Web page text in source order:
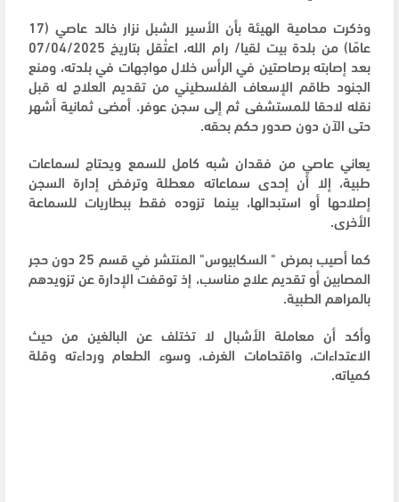
وذكرت محامية الهيئة بأن الأسير الشبل نزار خالد عاصي (17
عامًا) من بلدة بيت لقيا/ رام الله، اعتُقل بتاريخ 07/04/2025
بعد إصابته برصاصتين في الرأس خلال مواجهات في بلدته، ومنع
الجنود طاقم الإسعاف الفلسطيني من تقديم العلاج له قبل
نقله لاحقا للمستشفى ثم إلى سجن عوفر. أمضى ثمانية أشهر
حتى الآن دون صدور حكم بحقه.
يعاني عاصي من فقدان شبه كامل للسمع ويحتاج لسماعات
طبية، إلا أن إحدى سماعاته معطلة وترفض إدارة السجن
إصلاحها أو استبدالها، بينما تزوده فقط ببطاريات للسماعة
الأخرى.
كما أصيب بمرض " السكابيوس" المنتشر في قسم 25 دون حجر
المصابين أو تقديم علاج مناسب، إذ توقفت الإدارة عن تزويدهم
بالمراهم الطبية.
وأكد أن معاملة الأشبال لا تختلف عن البالغين من حيث
الاعتداءات، واقتحامات الغرف، وسوء الطعام ورداءته وقلة
كمياته.